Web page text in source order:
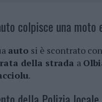
colpisce una
auto si è scontrato
della strada a
.